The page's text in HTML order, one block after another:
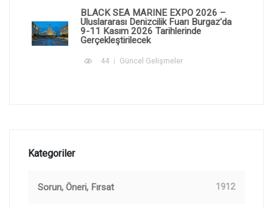
BLACK SEA MARINE EXPO 2026 –
Uluslararası Denizcilik Fuarı Burgaz'da
9-11 Kasım 2026 Tarihlerinde
Gerçekleştirilecek
44 Güncel Gelişmeler
Kategoriler
Sorun, Öneri, Fırsat 1912